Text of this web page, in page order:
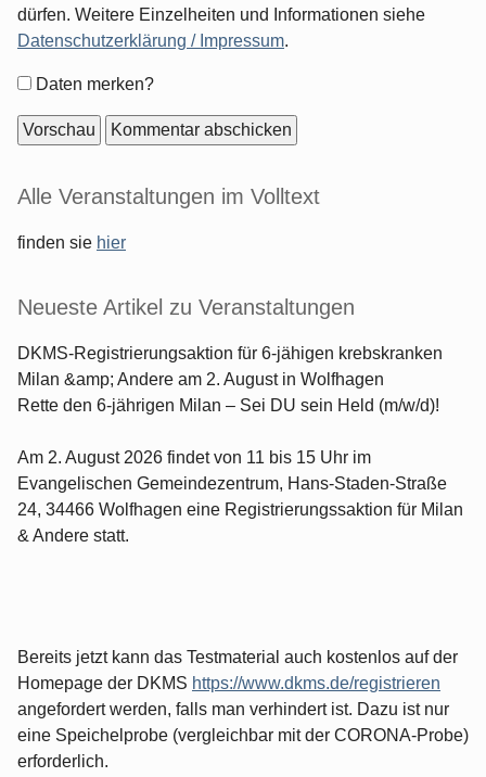
dürfen. Weitere Einzelheiten und Informationen siehe
Datenschutzerklärung / Impressum.
Formular-
Daten merken?
Seitenleiste
Alle Veranstaltungen im Volltext
finden sie hier
Neueste Artikel zu Veranstaltungen
DKMS-Registrierungsaktion für 6-jähigen krebskranken
Milan &amp; Andere am 2. August in Wolfhagen
Rette den 6-jährigen Milan – Sei DU sein Held (m/w/d)!
Am 2. August 2026 findet von 11 bis 15 Uhr im
Evangelischen Gemeindezentrum, Hans-Staden-Straße
24, 34466 Wolfhagen eine Registrierungssaktion für Milan
& Andere statt.
Bereits jetzt kann das Testmaterial auch kostenlos auf der
Homepage der DKMS https://www.dkms.de/registrieren
angefordert werden, falls man verhindert ist. Dazu ist nur
eine Speichelprobe (vergleichbar mit der CORONA-Probe)
erforderlich.